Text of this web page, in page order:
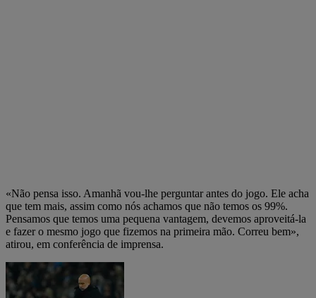
«Não pensa isso. Amanhã vou-lhe perguntar antes do jogo. Ele acha
que tem mais, assim como nós achamos que não temos os 99%.
Pensamos que temos uma pequena vantagem, devemos aproveitá-la
e fazer o mesmo jogo que fizemos na primeira mão. Correu bem»,
atirou, em conferência de imprensa.